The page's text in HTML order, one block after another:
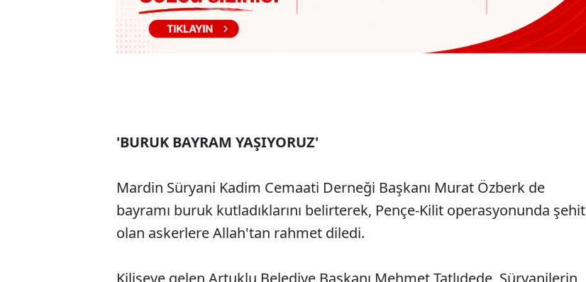
'BURUK BAYRAM YAŞIYORUZ'
Mardin Süryani Kadim Cemaati Derneği Başkanı Murat Özberk de
bayramı buruk kutladıklarını belirterek, Pençe-Kilit operasyonunda şehit
olan askerlere Allah'tan rahmet diledi.